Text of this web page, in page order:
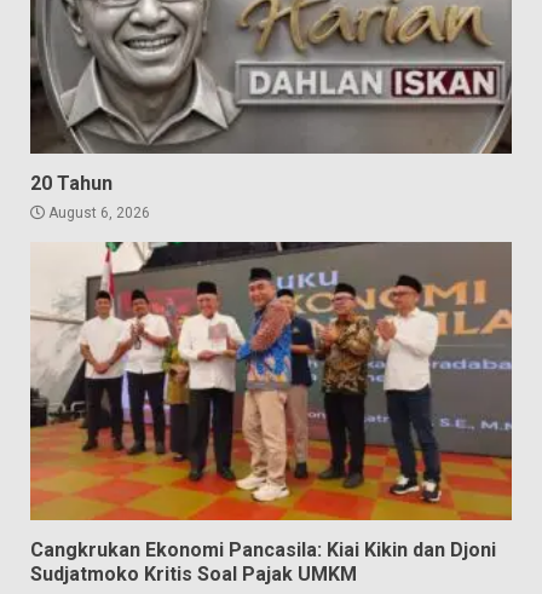
20 Tahun
August 6, 2026
Cangkrukan Ekonomi Pancasila: Kiai Kikin dan Djoni
Sudjatmoko Kritis Soal Pajak UMKM